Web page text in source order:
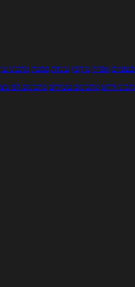
אפייה מוקפץ עוגיות פסטה מתכוני
וידאו מתכונים עשירים מתכונים לפי